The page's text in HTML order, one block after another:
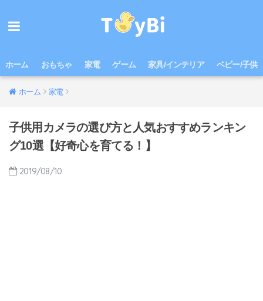
ホーム おもちゃ 家電 ゲーム 家具/インテリア ベビー/子供
ホーム 家電
子供用カメラの選び方と人気おすすめランキン
グ10選【好奇心を育てる！】
2019/08/10